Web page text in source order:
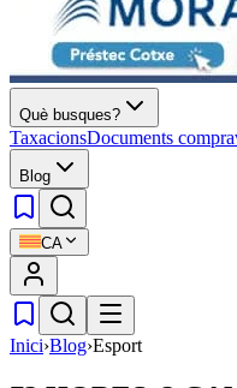
Què busques?
TaxacionsDocuments
Blog
CA
Inici›Blog›Esport